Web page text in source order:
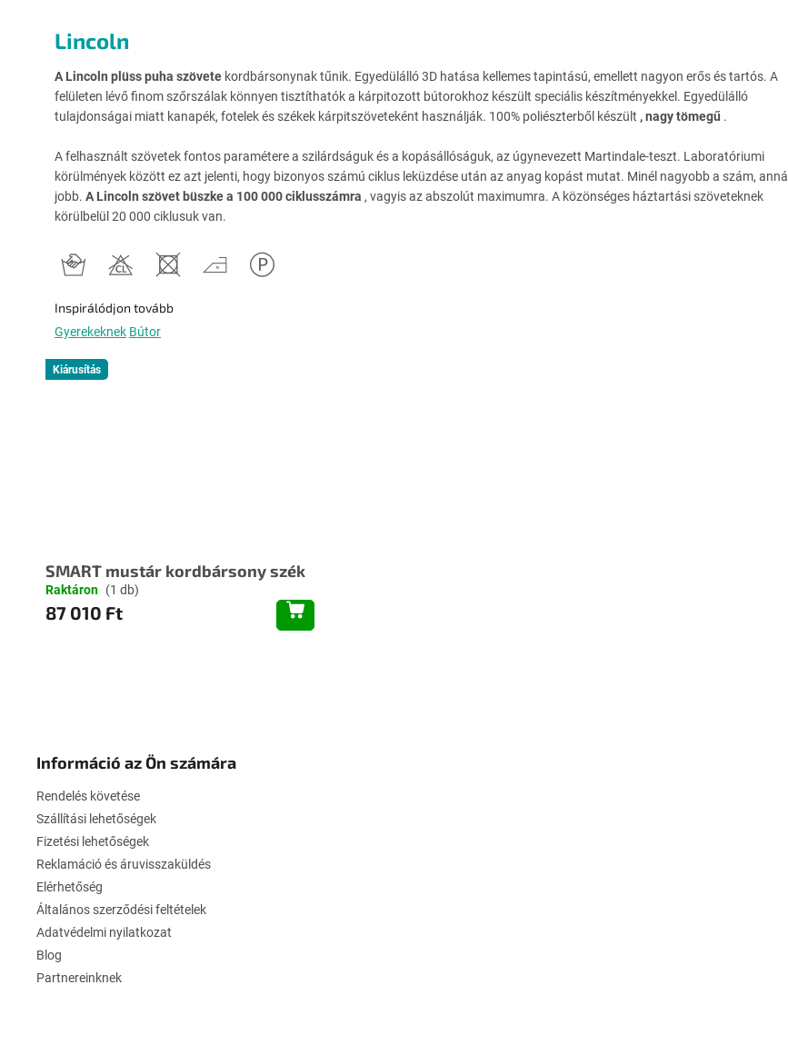
Lincoln
A Lincoln plüss puha szövete kordbársonynak tűnik. Egyedülálló 3D hatása kellemes tapintású, emellett nagyon erős és tartós. A
felületen lévő finom szőrszálak könnyen tisztíthatók a kárpitozott bútorokhoz készült speciális készítményekkel. Egyedülálló
tulajdonságai miatt kanapék, fotelek és székek kárpitszöveteként használják. 100% poliészterből készült , nagy tömegű .
A felhasznált szövetek fontos paramétere a szilárdságuk és a kopásállóságuk, az úgynevezett Martindale-teszt. Laboratóriumi
körülmények között ez azt jelenti, hogy bizonyos számú ciklus leküzdése után az anyag kopást mutat. Minél nagyobb a szám, annál
jobb. A Lincoln szövet büszke a 100 000 ciklusszámra , vagyis az abszolút maximumra. A közönséges háztartási szöveteknek
körülbelül 20 000 ciklusuk van.
Inspirálódjon tovább
Gyerekeknek Bútor
Kiárusítás
SMART mustár kordbársony szék
Raktáron (1 db)
87 010 Ft
Információ az Ön számára
Rendelés követése
Szállítási lehetőségek
Fizetési lehetőségek
Reklamáció és áruvisszaküldés
Elérhetőség
Általános szerződési feltételek
Adatvédelmi nyilatkozat
Blog
Partnereinknek